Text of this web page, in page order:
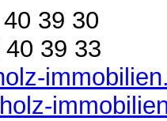
39 30
39 33